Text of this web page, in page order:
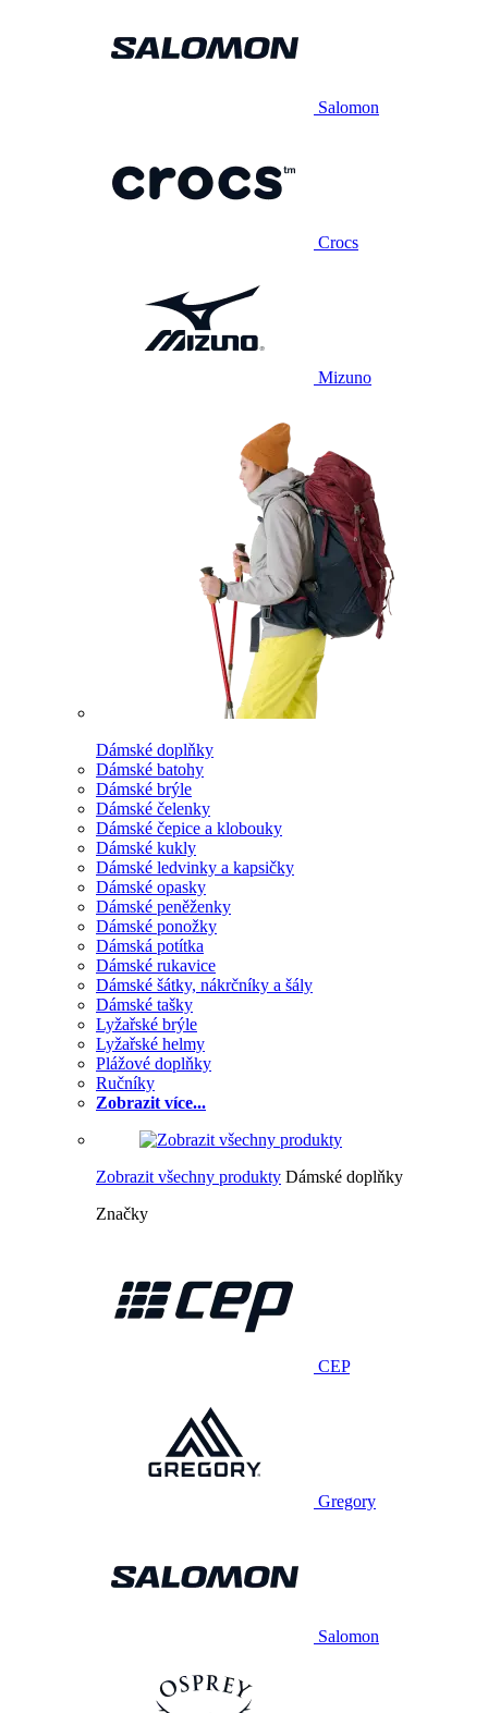
Salomon
Crocs
Mizuno
Dámské doplňky
Dámské batohy
Dámské brýle
Dámské čelenky
Dámské čepice a klobouky
Dámské kukly
Dámské ledvinky a kapsičky
Dámské opasky
Dámské peněženky
Dámské ponožky
Dámská potítka
Dámské rukavice
Dámské šátky, nákrčníky a šály
Dámské tašky
Lyžařské brýle
Lyžařské helmy
Plážové doplňky
Ručníky
Zobrazit více...
Zobrazit všechny produkty Dámské doplňky
Značky
CEP
Gregory
Salomon